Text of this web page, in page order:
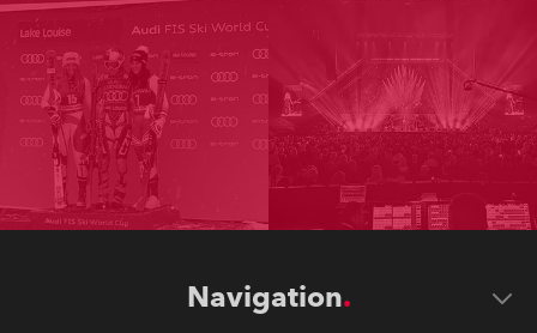
Navigation